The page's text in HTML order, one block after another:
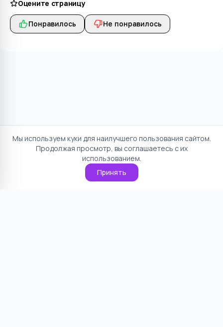
Оцените страницу
Понравилось Не понравилось
Мы используем куки для наилучшего пользования сайтом.
Продолжая просмотр, вы соглашаетесь с их
использованием.
Принять